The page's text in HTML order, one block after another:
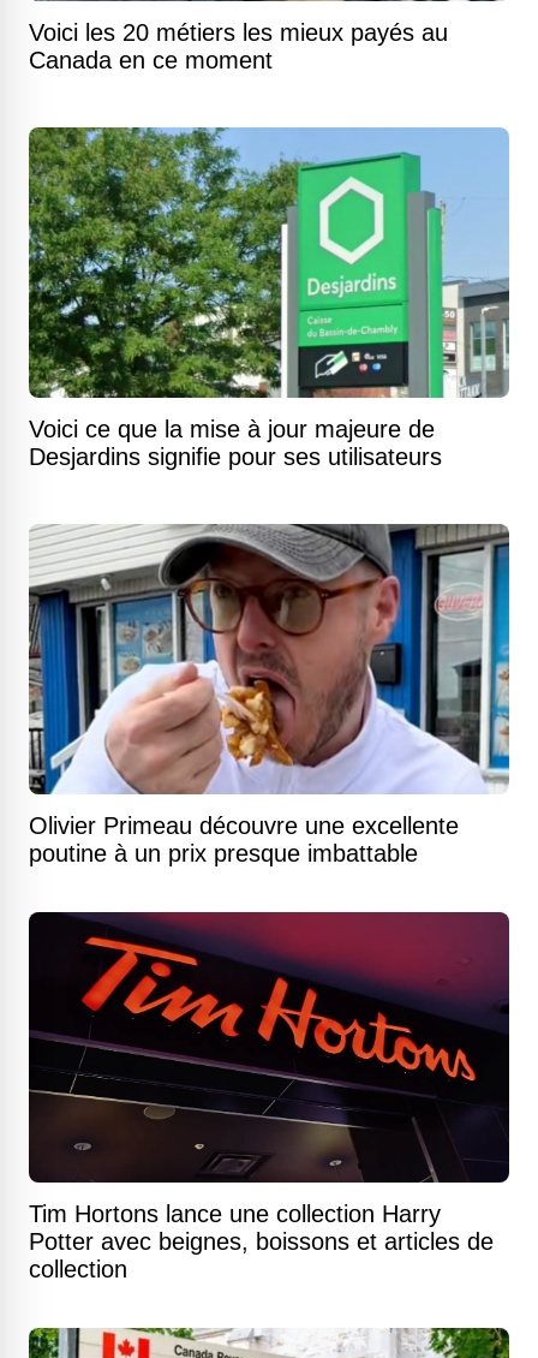
Voici les 20 métiers les mieux payés au
Canada en ce moment
Voici ce que la mise à jour majeure de
Desjardins signifie pour ses utilisateurs
Olivier Primeau découvre une excellente
poutine à un prix presque imbattable
Tim Hortons lance une collection Harry
Potter avec beignes, boissons et articles de
collection